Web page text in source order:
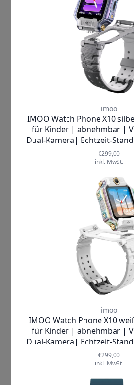
Technik der Zukunft!
Mach dich bereit für ein
Technik-Erlebnis! Seit 2016
perfektioniert Xplora die
Kategorie für Kinder. Die
neueste Generation der
Smartwatch und die
Art: Ausgestattet mit der
Spitzentechnologie, wie
Qualcomm
Snapdragon 4100
gestochen scharfen
sowie einem
Kinderleicht in Kontakt
SIM-Karte bzw.
lassen sich Anrufe an von
vordefinierte Kontakte
empfangen. Es können
Xplora
Eltern hinterlegt werden
können euer Kind
umgekehrt. Kinder
Xplora Smartwatch neben
Anruffunktion auch
Textnachrichten,
und Emojis verschicken und
Immer auf dem
mit der integrierten
Kinder Fotos und Videos
diese mit euch teilen. Die
in der Galerie gespeichert
sogar für